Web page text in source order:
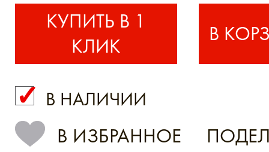
КУПИТЬ В 1
КЛИК
КУПИТЬ В 1 КЛИК
В НАЛИЧИИ
В ИЗБРАННОЕ